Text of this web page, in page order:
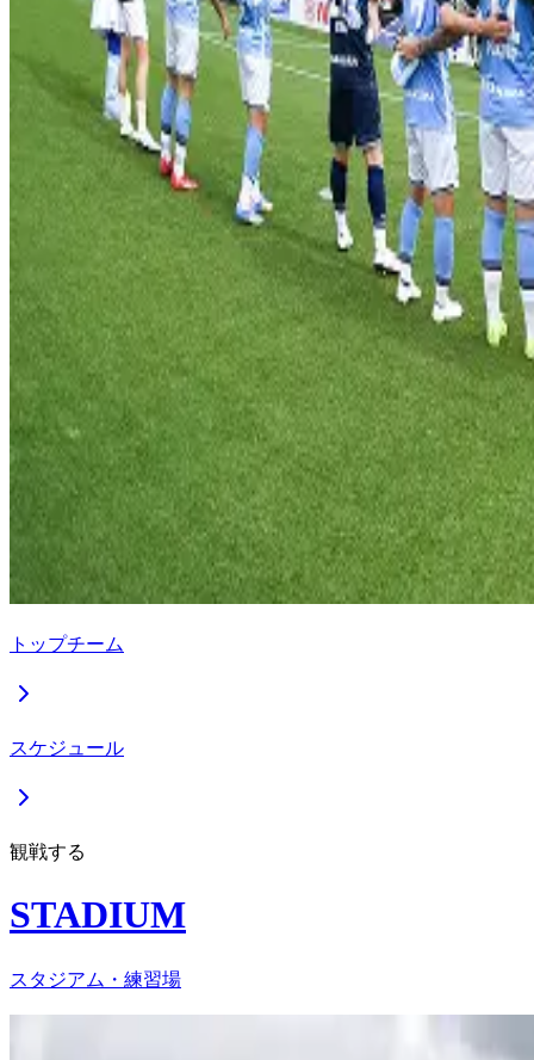
トップチーム
スケジュール
観戦する
STADIUM
スタジアム・練習場